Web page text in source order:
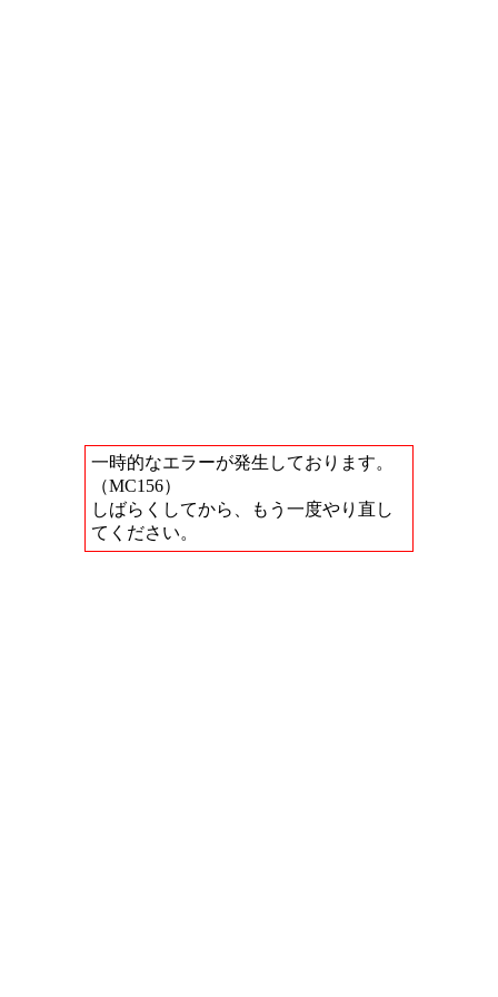
一時的なエラーが発生しております。
（MC156）
しばらくしてから、もう一度やり直し
てください。